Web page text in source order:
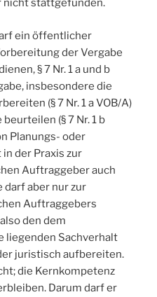
nicht stattgefunden.
ein öffentlicher
der Vergabe
§ 7 Nr. 1 a und b
insbesondere die
(§ 7 Nr. 1 a VOB/A)
(§ 7 Nr. 1 b
Planungs- oder
der Praxis zur
Auftraggeber auch
darf aber nur zur
Auftraggebers
den dem
liegenden Sachverhalt
juristisch aufbereiten.
die Kernkompetenz
Darum darf er